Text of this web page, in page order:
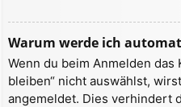
Warum werde ich
Wenn du beim Anmelden
bleiben“ nicht auswählst,
angemeldet. Dies verhindert